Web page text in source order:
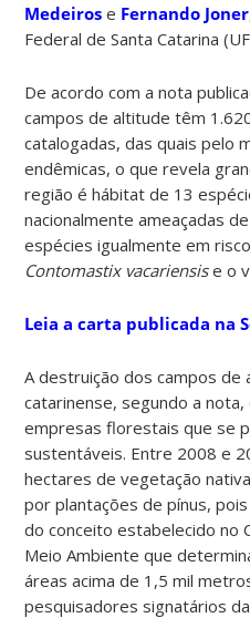
Medeiros e Fernando Joner
Federal de Santa Catarina
De acordo com a nota
campos de altitude têm
catalogadas, das quais pelo
endêmicas, o que revela
região é hábitat de 13
nacionalmente ameaçadas
espécies igualmente em
Contomastix vacariensise o
Leia a carta publicada na
A destruição dos campos
catarinense, segundo a
empresas florestais que se
sustentáveis. Entre 2008 e
hectares de vegetação
por plantações de pínus,
do conceito estabelecido no
Meio Ambiente que
áreas acima de 1,5 mil
pesquisadores signatários